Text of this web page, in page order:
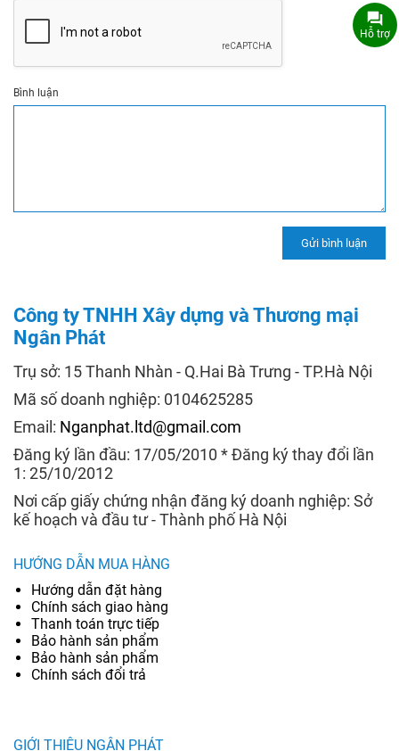
Bình luận
Công ty TNHH Xây dựng và Thương mại
Ngân Phát
Trụ sở: 15 Thanh Nhàn - Q.Hai Bà Trưng - TP.Hà Nội
Mã số doanh nghiệp: 0104625285
Email: Nganphat.ltd@gmail.com
Đăng ký lần đầu: 17/05/2010 * Đăng ký thay đổi lần
1: 25/10/2012
Nơi cấp giấy chứng nhận đăng ký doanh nghiệp: Sở
kế hoạch và đầu tư - Thành phố Hà Nội
HƯỚNG DẪN MUA HÀNG
Hướng dẫn đặt hàng
Chính sách giao hàng
Thanh toán trực tiếp
Bảo hành sản phẩm
Bảo hành sản phẩm
Chính sách đổi trả
GIỚI THIỆU NGÂN PHÁT
Hỗ trợ